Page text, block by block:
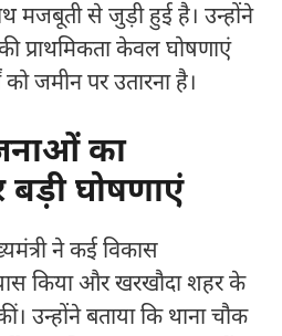
मजबूती से जुड़ी हुई है। उन्होंने
प्राथमिकता केवल घोषणाएं
को जमीन पर उतारना है।
का
घोषणाएं
ने कई विकास
किया और खरखौदा शहर के
उन्होंने बताया कि थाना चौक